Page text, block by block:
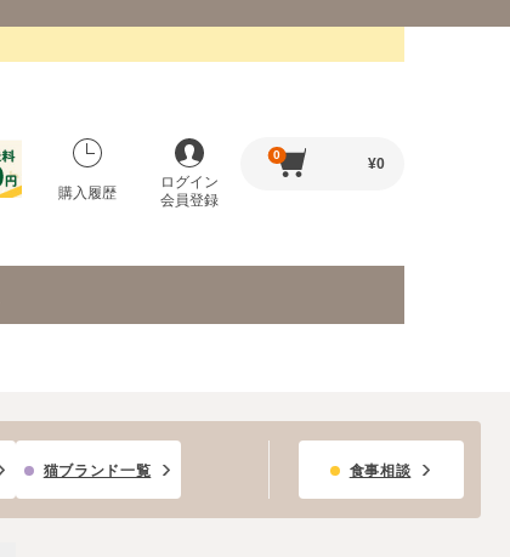
購入履歴
ログイン
会員登録
0
¥0
猫ブランド一覧 食事相談